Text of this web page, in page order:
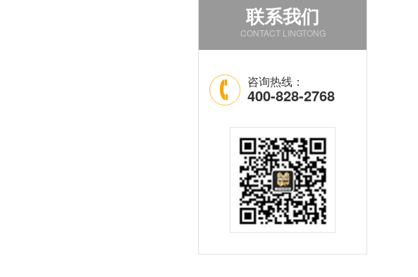
联系我们
CONTACT LINGTONG
咨询热线：
400-828-2768